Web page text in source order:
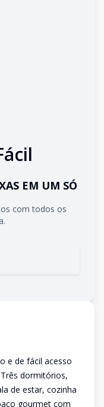
EM UM SÓ
com todos os
e de fácil acesso
dormitórios,
de estar, cozinha
gourmet com